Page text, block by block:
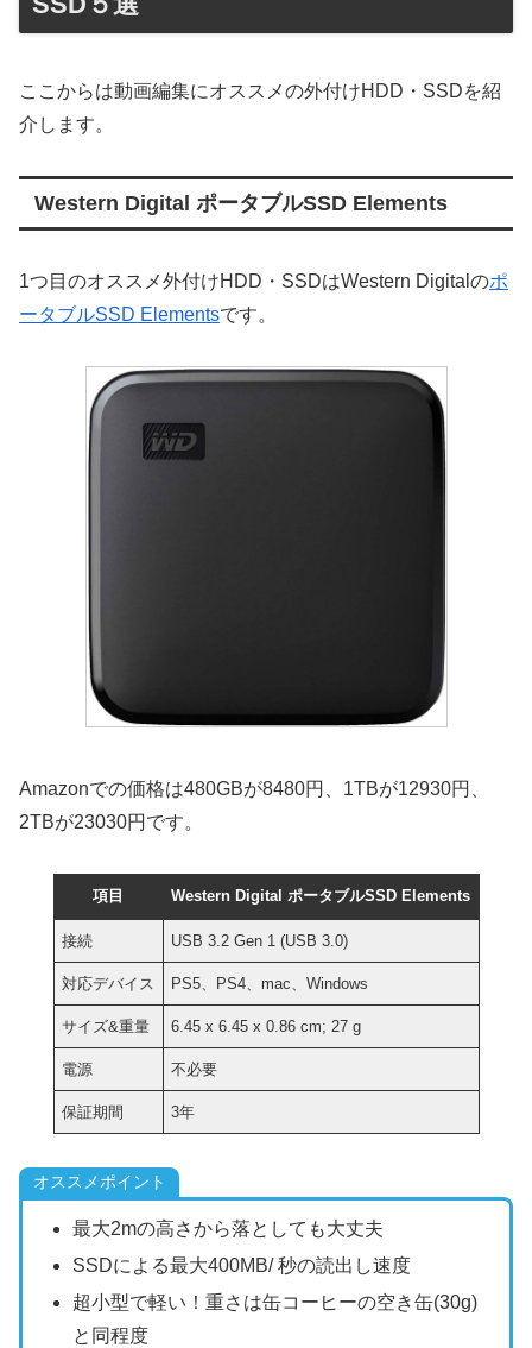
ここからは動画編集にオススメの外付けHDD・SSDを紹
介します。
Western Digital ポータブルSSD Elements
1つ目のオススメ外付けHDD・SSDはWestern Digitalのポ
ータブルSSD Elementsです。
Amazonでの価格は480GBが8480円、1TBが12930円、
2TBが23030円です。
項目 Western Digital ポータブルSSD Elements
接続 USB 3.2 Gen 1 (USB 3.0)
対応デバイス PS5、PS4、mac、Windows
サイズ&重量 6.45 x 6.45 x 0.86 cm; 27 g
電源 不必要
保証期間 3年
オススメポイント
最大2mの高さから落としても大丈夫
SSDによる最大400MB/ 秒の読出し速度
超小型で軽い！重さは缶コーヒーの空き缶(30g)
と同程度